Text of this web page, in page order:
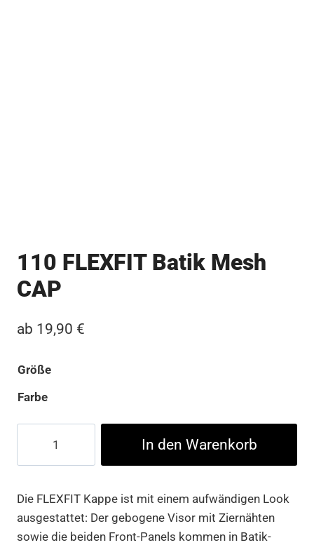
110 FLEXFIT Batik Mesh
CAP
ab 19,90 €
Größe
Farbe
FLEXFIT
Batik
CAP
Menge
In den Warenkorb
Die FLEXFIT Kappe ist mit einem aufwändigen Look
ausgestattet: Der gebogene Visor mit Ziernähten
sowie die beiden Front-Panels kommen in Batik-